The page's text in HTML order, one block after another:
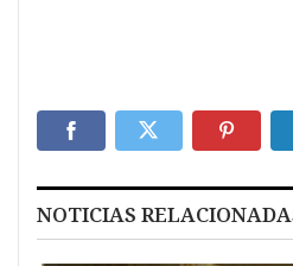
NOTICIAS